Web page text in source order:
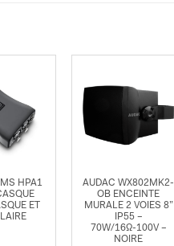
HPA1
ET
AUDAC WX802MK2-
OB ENCEINTE
MURALE 2 VOIES 8”
IP55 –
70W/16Ω-100V –
NOIRE